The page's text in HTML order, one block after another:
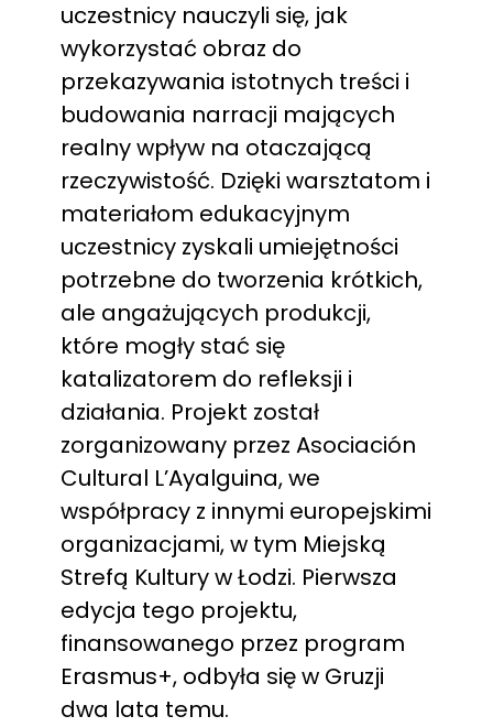
uczestnicy nauczyli się, jak
wykorzystać obraz do
przekazywania istotnych treści i
budowania narracji mających
realny wpływ na otaczającą
rzeczywistość. Dzięki warsztatom i
materiałom edukacyjnym
uczestnicy zyskali umiejętności
potrzebne do tworzenia krótkich,
ale angażujących produkcji,
które mogły stać się
katalizatorem do refleksji i
działania. Projekt został
zorganizowany przez Asociación
Cultural L’Ayalguina, we
współpracy z innymi europejskimi
organizacjami, w tym Miejską
Strefą Kultury w Łodzi. Pierwsza
edycja tego projektu,
finansowanego przez program
Erasmus+, odbyła się w Gruzji
dwa lata temu.